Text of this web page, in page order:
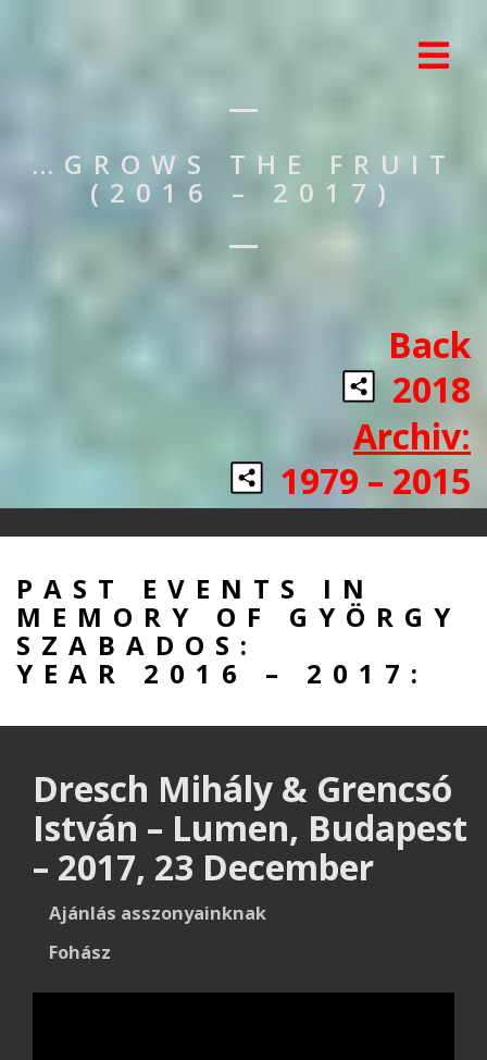
…GROWS THE FRUIT
(2016 – 2017)
Back
2018
Archiv:
1979 – 2015
PAST EVENTS IN
MEMORY OF GYÖRGY
SZABADOS:
YEAR 2016 – 2017:
Dresch Mihály & Grencsó
István – Lumen, Budapest
– 2017, 23 December
Ajánlás asszonyainknak
Fohász